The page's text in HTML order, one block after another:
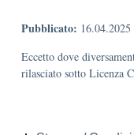
Pubblicato: 16.04.2025
Eccetto dove
rilasciato sotto Licenza